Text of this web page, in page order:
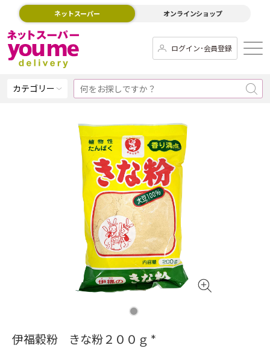
ネットスーパー オンラインショップ
ログイン･会員登録
カテゴリー
伊福穀粉 きな粉２００ｇ *